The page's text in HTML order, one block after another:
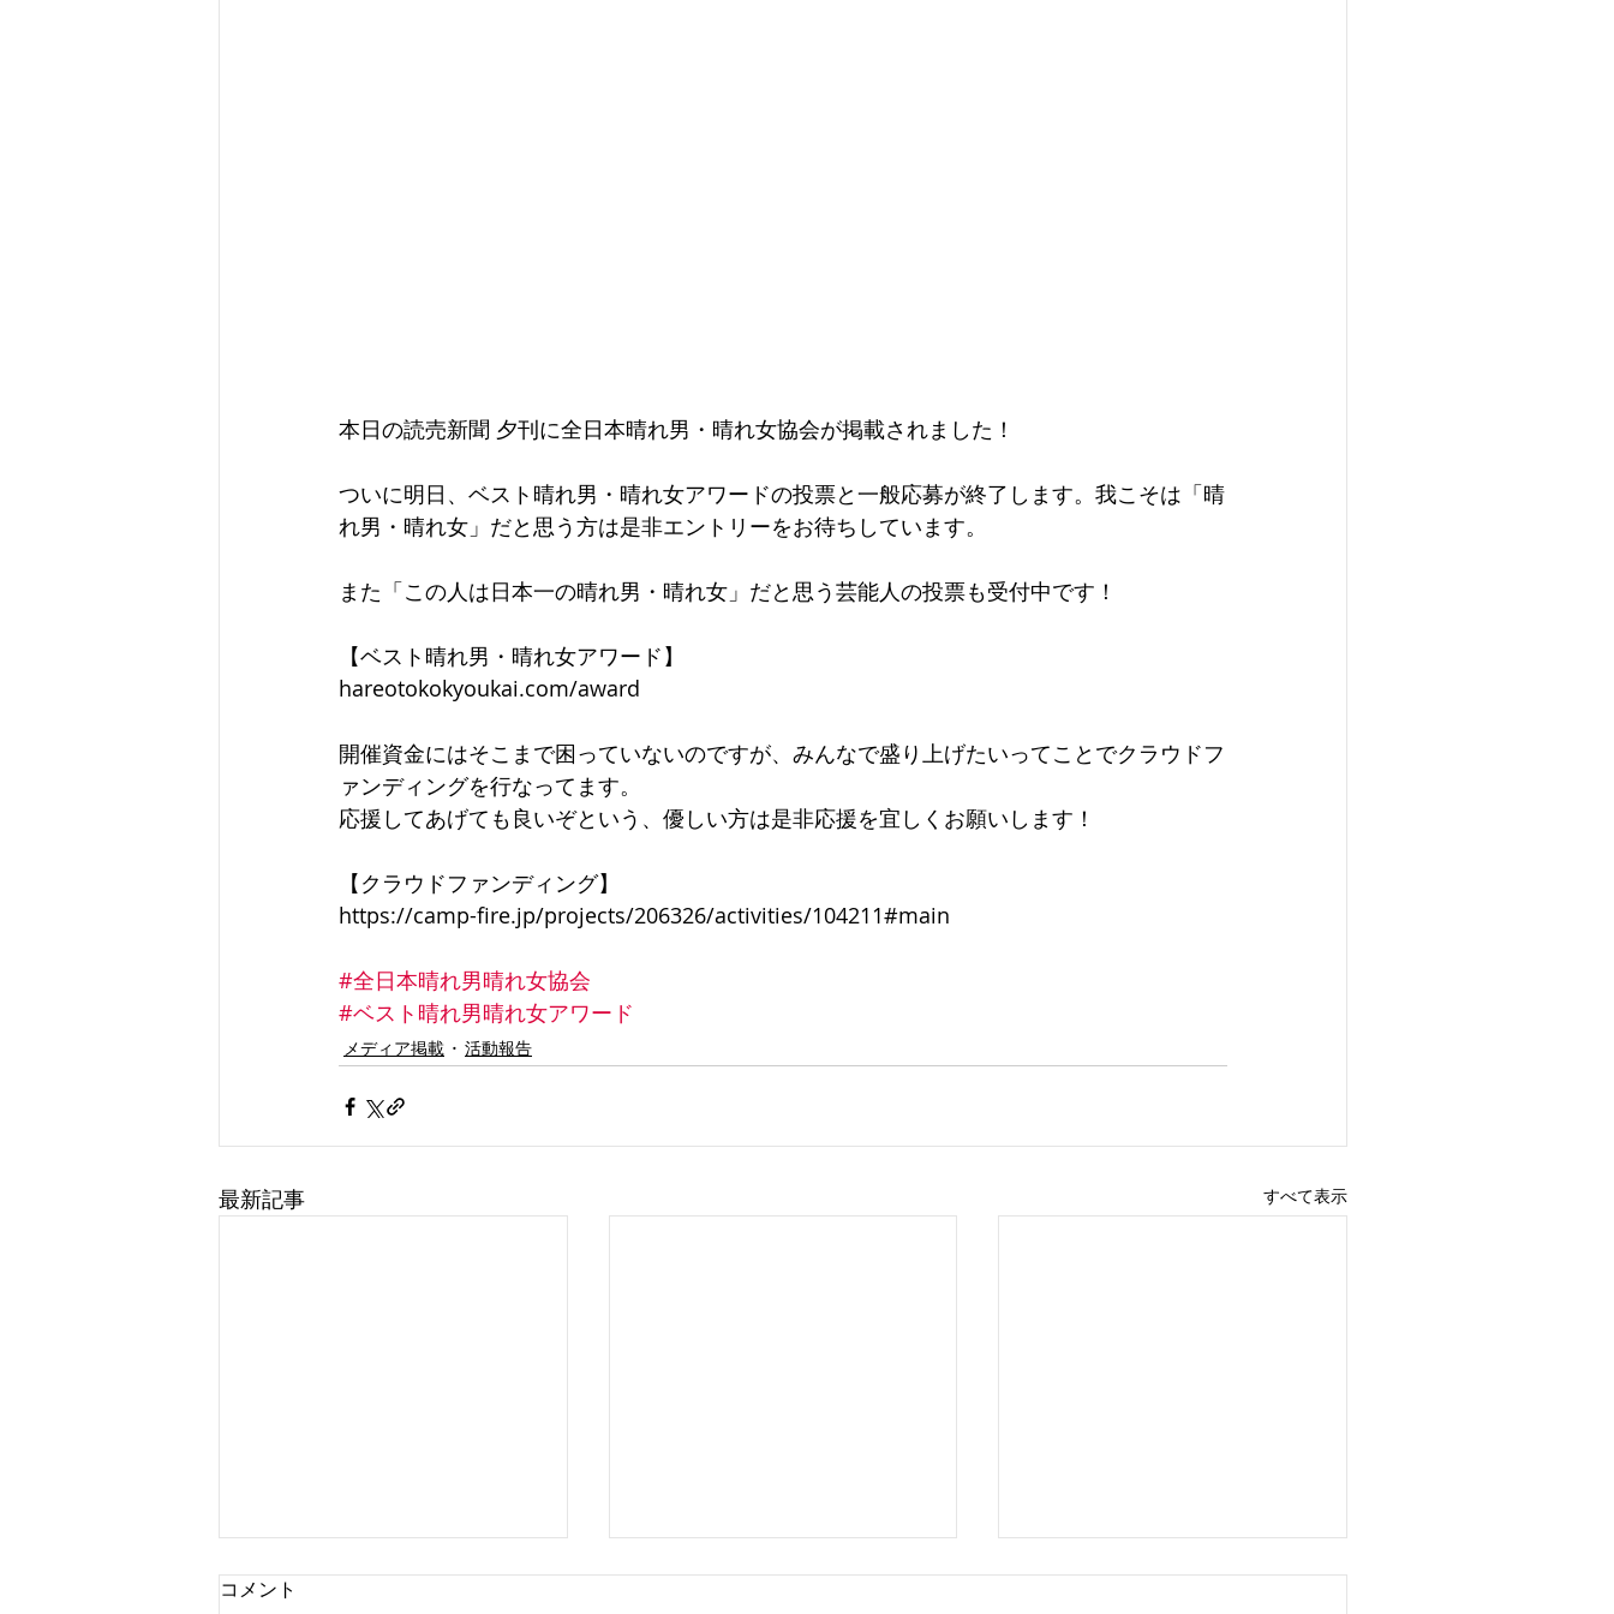
本日の読売新聞 夕刊に全日本晴れ男・晴れ女協会が掲載されました！
ついに明日、ベスト晴れ男・晴れ女アワードの投票と一般応募が終了します。我こそは「晴
れ男・晴れ女」だと思う方は是非エントリーをお待ちしています。
また「この人は日本一の晴れ男・晴れ女」だと思う芸能人の投票も受付中です！
【ベスト晴れ男・晴れ女アワード】
hareotokokyoukai.com/award
開催資金にはそこまで困っていないのですが、みんなで盛り上げたいってことでクラウドフ
ァンディングを行なってます。
応援してあげても良いぞという、優しい方は是非応援を宜しくお願いします！
【クラウドファンディング】
https://camp-fire.jp/projects/206326/activities/104211#main
#全日本晴れ男晴れ女協会
#ベスト晴れ男晴れ女アワード
メディア掲載 活動報告
最新記事 すべて表示
コメント